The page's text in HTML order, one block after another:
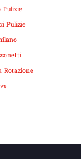
Pulizie
Pulizie
Rotazione